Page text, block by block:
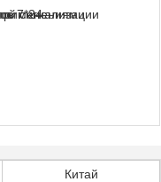
Китай